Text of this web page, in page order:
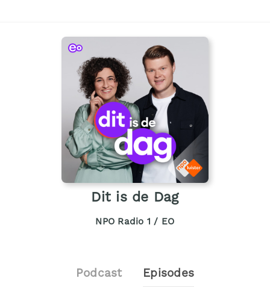
Dit is de Dag
NPO Radio 1 / EO
Podcast Episodes